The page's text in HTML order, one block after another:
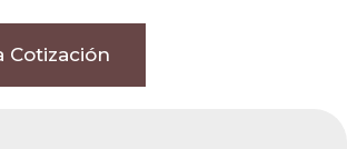
Cotización